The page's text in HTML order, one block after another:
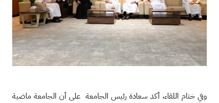
وفي ختام اللقاء، أكد سعادة رئيس الجامعة على أن الجامعة ماضية